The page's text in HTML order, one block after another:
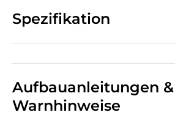
Spezifikation
Aufbauanleitungen &
Warnhinweise